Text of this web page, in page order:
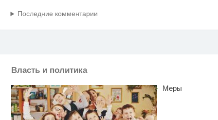
Последние комментарии
Власть и политика
Меры